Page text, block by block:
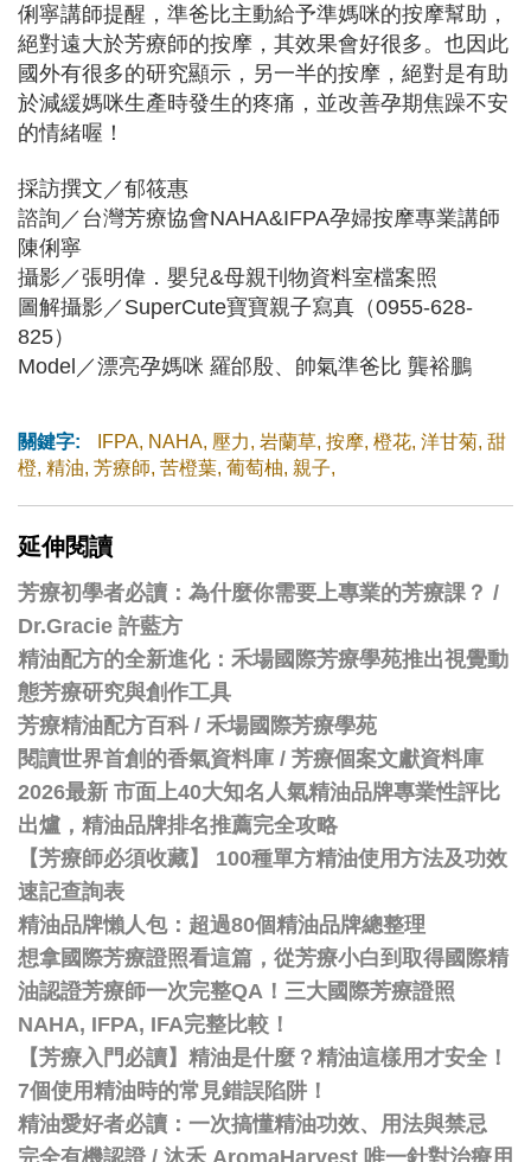
俐寧講師提醒，準爸比主動給予準媽咪的按摩幫助，
絕對遠大於芳療師的按摩，其效果會好很多。也因此
國外有很多的研究顯示，另一半的按摩，絕對是有助
於減緩媽咪生產時發生的疼痛，並改善孕期焦躁不安
的情緒喔！
採訪撰文／郁筱惠
諮詢／台灣芳療協會NAHA&IFPA孕婦按摩專業講師
陳俐寧
攝影／張明偉．嬰兒&母親刊物資料室檔案照
圖解攝影／SuperCute寶寶親子寫真（0955-628-
825）
Model／漂亮孕媽咪 羅邰殷、帥氣準爸比 龔裕鵬
關鍵字: IFPA, NAHA, 壓力, 岩蘭草, 按摩, 橙花, 洋甘菊, 甜
橙, 精油, 芳療師, 苦橙葉, 葡萄柚, 親子,
延伸閱讀
芳療初學者必讀：為什麼你需要上專業的芳療課？ /
Dr.Gracie 許藍方
精油配方的全新進化：禾場國際芳療學苑推出視覺動
態芳療研究與創作工具
芳療精油配方百科 / 禾場國際芳療學苑
閱讀世界首創的香氣資料庫 / 芳療個案文獻資料庫
2026最新 市面上40大知名人氣精油品牌專業性評比
出爐，精油品牌排名推薦完全攻略
【芳療師必須收藏】 100種單方精油使用方法及功效
速記查詢表
精油品牌懶人包：超過80個精油品牌總整理
想拿國際芳療證照看這篇，從芳療小白到取得國際精
油認證芳療師一次完整QA！三大國際芳療證照
NAHA, IFPA, IFA完整比較！
【芳療入門必讀】精油是什麼？精油這樣用才安全！
7個使用精油時的常見錯誤陷阱！
精油愛好者必讀：一次搞懂精油功效、用法與禁忌
完全有機認證 / 沐禾 AromaHarvest 唯一針對治療用